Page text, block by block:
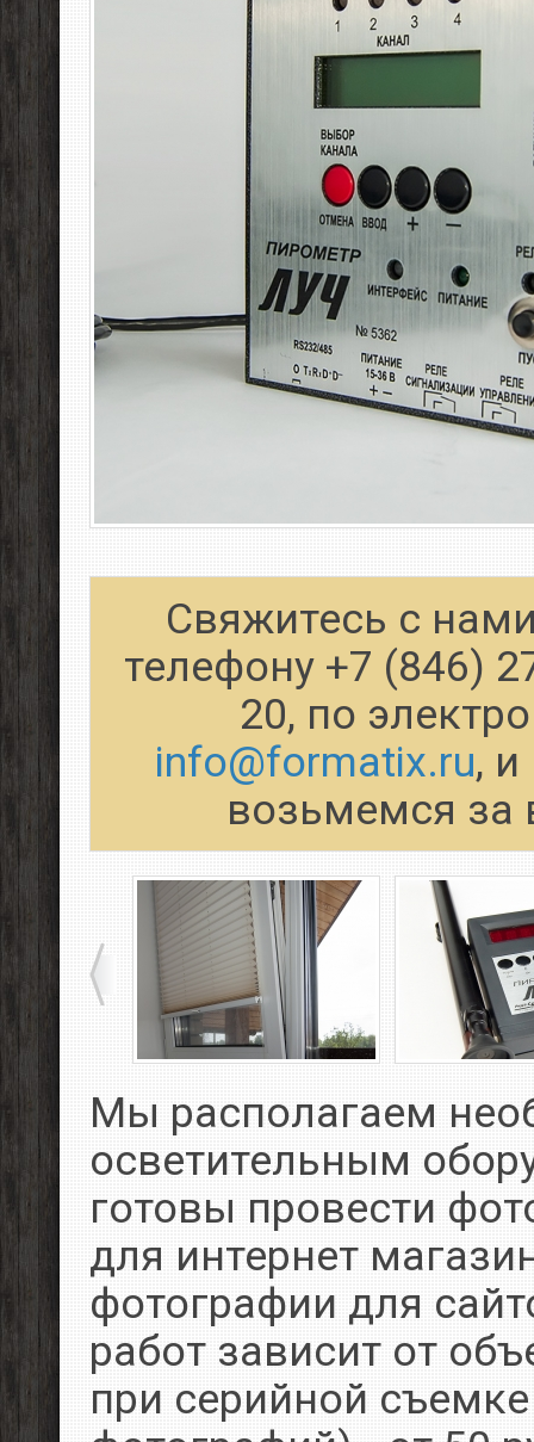
Свяжитесь с
телефону +7 (846)
20, по
info@formatix.ru,
возьмемся за
Мы располагаем
осветительным
готовы провести
для интернет
фотографии для
работ зависит от
при серийной